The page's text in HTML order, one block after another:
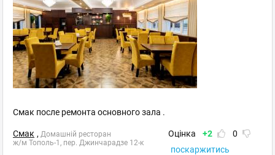
Смак после ремонта основного зала .
Смак , Домашній ресторан
ж/м Тополь-1, пер. Джинчарадзе 12-к
Оцінка +2
0
поскаржитись